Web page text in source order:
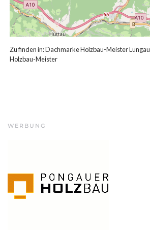
Zu finden in:Dachmarke Holzbau-Meister Lungau
Holzbau-Meister
WERBUNG